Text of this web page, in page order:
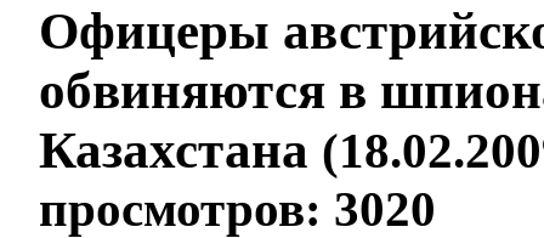
Офицеры
обвиняются в
Казахстана
просмотров: 3020